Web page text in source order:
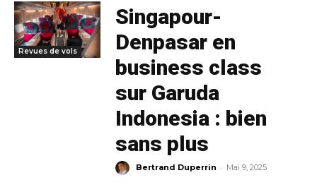
Revues de vols
Singapour-
Denpasar en
business class
sur Garuda
Indonesia : bien
sans plus
Bertrand Duperrin - Mai 9, 2025